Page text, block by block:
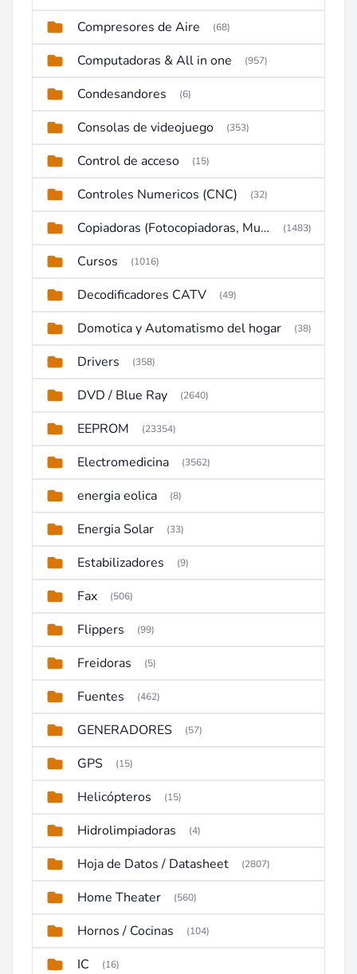
Compresores de Aire
(68)
Computadoras & All in one (957)
Condesandores (6)
Consolas de videojuego (353)
Control de acceso (15)
Controles Numericos (CNC) (32)
Copiadoras (Fotocopiadoras, Multifunctions, Ploter, etc) (1483)
Cursos (1016)
Decodificadores CATV (49)
Domotica y Automatismo del hogar (38)
Drivers (358)
DVD / Blue Ray (2640)
EEPROM (23354)
Electromedicina (3562)
energia eolica (8)
Energia Solar (33)
Estabilizadores (9)
Fax (506)
Flippers (99)
Freidoras (5)
Fuentes (462)
GENERADORES (57)
GPS (15)
Helicópteros (15)
Hidrolimpiadoras (4)
Hoja de Datos / Datasheet (2807)
Home Theater (560)
Hornos / Cocinas (104)
IC (16)